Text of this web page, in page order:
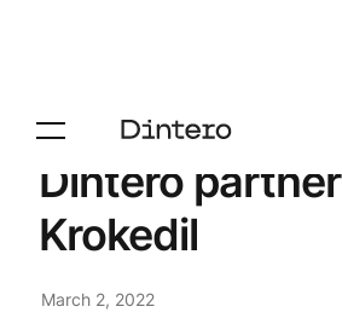
Dintero partner
Krokedil
March 2, 2022